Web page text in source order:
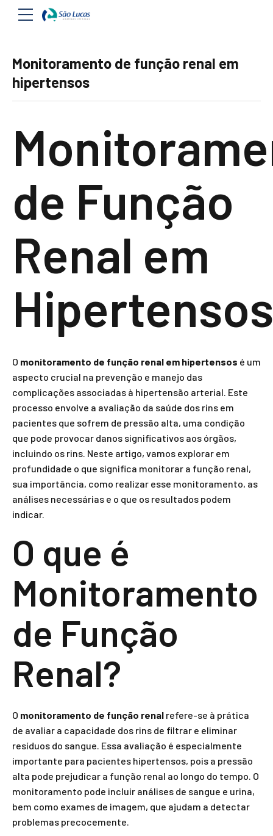
Monitoramento de função renal em
hipertensos
de Função
Renal em
Hipertensos
O monitoramento de função renal em hipertensos é um
aspecto crucial na prevenção e manejo das
complicações associadas à hipertensão arterial. Este
processo envolve a avaliação da saúde dos rins em
pacientes que sofrem de pressão alta, uma condição
que pode provocar danos significativos aos órgãos,
incluindo os rins. Neste artigo, vamos explorar em
profundidade o que significa monitorar a função renal,
sua importância, como realizar esse monitoramento, as
análises necessárias e o que os resultados podem
indicar.
O que é
Monitoramento
de Função
Renal?
O monitoramento de função renal refere-se à prática
de avaliar a capacidade dos rins de filtrar e eliminar
resíduos do sangue. Essa avaliação é especialmente
importante para pacientes hipertensos, pois a pressão
alta pode prejudicar a função renal ao longo do tempo. O
monitoramento pode incluir análises de sangue e urina,
bem como exames de imagem, que ajudam a detectar
problemas precocemente.